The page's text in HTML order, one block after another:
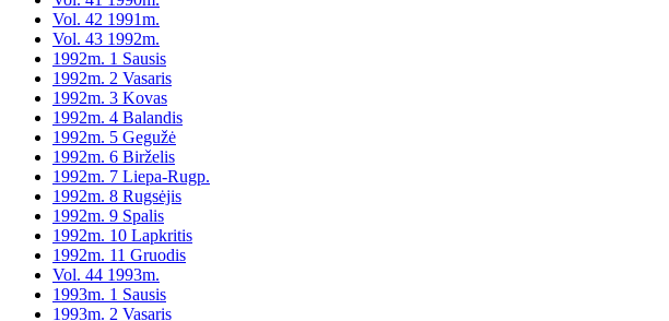
Vol. 42 1991m.
Vol. 43 1992m.
1992m. 1 Sausis
1992m. 2 Vasaris
1992m. 3 Kovas
1992m. 4 Balandis
1992m. 5 Gegužė
1992m. 6 Birželis
1992m. 7 Liepa-Rugp.
1992m. 8 Rugsėjis
1992m. 9 Spalis
1992m. 10 Lapkritis
1992m. 11 Gruodis
Vol. 44 1993m.
1993m. 1 Sausis
1993m. 2 Vasaris